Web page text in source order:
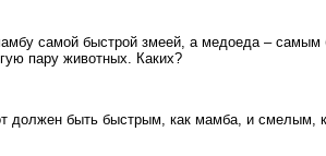
самой быстрой змеей, а медоеда –
пару животных. Каких?
должен быть быстрым, как мамба, и